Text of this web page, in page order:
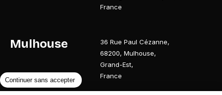
France
Mulhouse 36 Rue Paul Cézanne,
68200,Mulhouse,
Grand-Est,
France
Continuer sans accepter